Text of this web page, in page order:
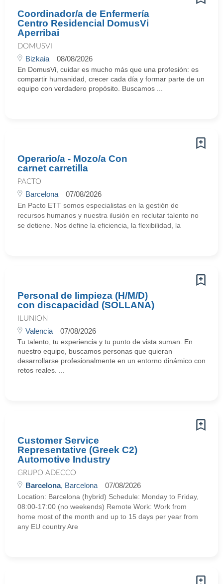
Coordinador/a de Enfermería
Centro Residencial DomusVi
Aperribai
DOMUSVI
Bizkaia 08/08/2026
En DomusVi, cuidar es mucho más que una profesión: es
compartir humanidad, crecer cada día y formar parte de un
equipo con verdadero propósito. Buscamos ...
Operario/a - Mozo/a Con
carnet carretilla
PACTO
Barcelona 07/08/2026
En Pacto ETT somos especialistas en la gestión de
recursos humanos y nuestra ilusión en reclutar talento no
se detiene. Nos define la eficiencia, la flexibilidad, la
Personal de limpieza (H/M/D)
con discapacidad (SOLLANA)
ILUNION
Valencia 07/08/2026
Tu talento, tu experiencia y tu punto de vista suman. En
nuestro equipo, buscamos personas que quieran
desarrollarse profesionalmente en un entorno dinámico con
retos reales. ...
Customer Service
Representative (Greek C2)
Automotive Industry
GRUPO ADECCO
Barcelona, Barcelona 07/08/2026
Location: Barcelona (hybrid) Schedule: Monday to Friday,
08:00-17:00 (no weekends) Remote Work: Work from
home most of the month and up to 15 days per year from
any EU country Are